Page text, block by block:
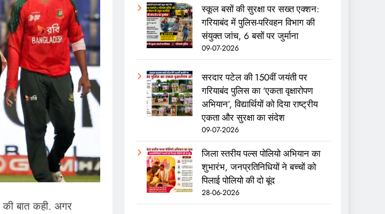
की बात कही. अगर
स्कूल बसों की सुरक्षा पर सख्त एक्शन:
गरियाबंद में पुलिस-परिवहन विभाग की
संयुक्त जांच, 6 बसों पर जुर्माना
09-07-2026
सरदार पटेल की 150वीं जयंती पर
गरियाबंद पुलिस का ‘एकता वृक्षारोपण
अभियान’, विद्यार्थियों को दिया राष्ट्रीय
एकता और सुरक्षा का संदेश
09-07-2026
जिला स्तरीय पल्स पोलियो अभियान का
शुभारंभ, जनप्रतिनिधियों ने बच्चों को
पिलाई पोलियो की दो बूंद
28-06-2026